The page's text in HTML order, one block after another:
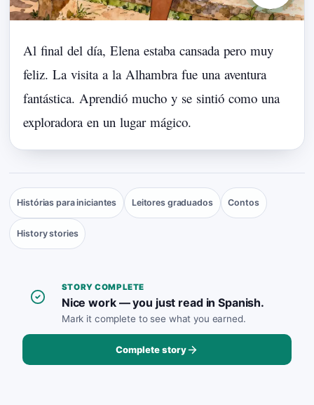
Al final del día, Elena estaba cansada pero muy
feliz. La visita a la Alhambra fue una aventura
fantástica. Aprendió mucho y se sintió como una
exploradora en un lugar mágico.
Histórias para iniciantes Leitores graduados Contos
History stories
STORY COMPLETE
Nice work — you just read in Spanish.
Mark it complete to see what you earned.
Complete story